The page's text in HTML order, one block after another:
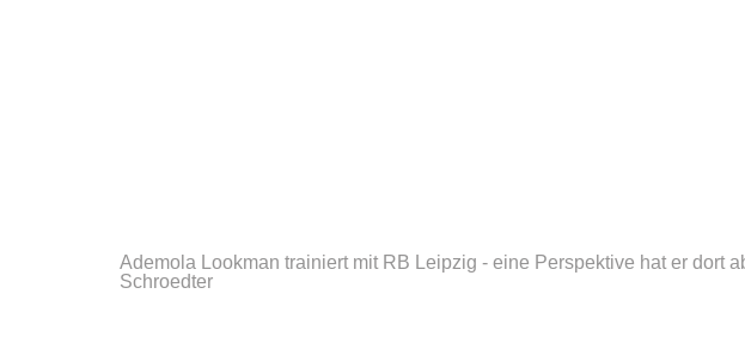
Ademola Lookman trainiert mit RB Leipzig - eine Perspektive hat er dort
Schroedter